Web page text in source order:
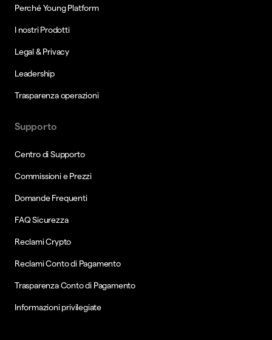
Perché Young Platform
I nostri Prodotti
Legal & Privacy
Leadership
Trasparenza operazioni
Supporto
Centro di Supporto
Commissioni e Prezzi
Domande Frequenti
FAQ Sicurezza
Reclami Crypto
Reclami Conto di Pagamento
Trasparenza Conto di Pagamento
Informazioni privilegiate